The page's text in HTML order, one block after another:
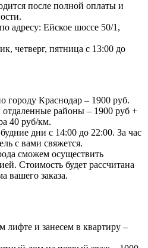
после полной оплаты и
адресу: Ейское шоссе 50/1,
четверг, пятница с 13:00 до
городу Краснодар – 1900 руб.
отдаленные районы – 1900 руб +
40 руб/км.
дни с 14:00 до 22:00. За час
с вами свяжется.
сможем осуществить
Стоимость будет рассчитана
вашего заказа.
лифте и занесем в квартиру –